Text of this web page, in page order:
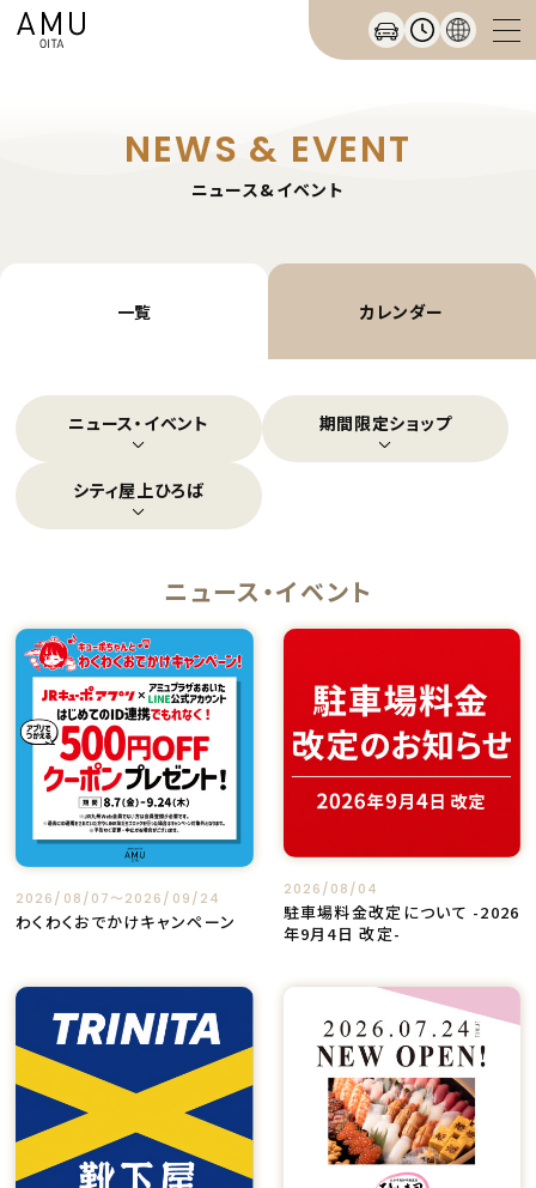
NEWS & EVENT
ニュース&イベント
一覧 カレンダー
ニュース・イベント 期間限定ショップ
シティ屋上ひろば
ニュース・イベント
2026/08/07〜2026/09/24
わくわくおでかけキャンペーン
2026/08/04
駐車場料金改定について -2026
年9月4日 改定-